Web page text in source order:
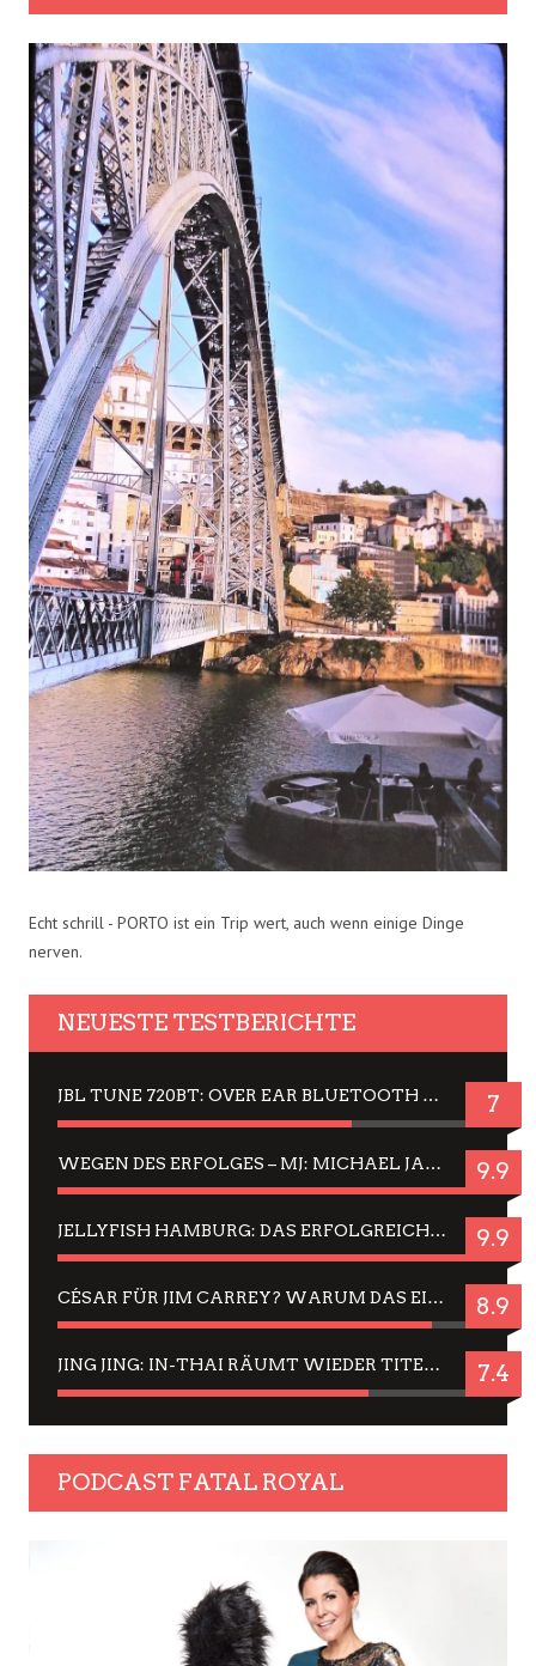
Echt schrill - PORTO ist ein Trip wert, auch wenn einige Dinge
nerven.
NEUESTE TESTBERICHTE
JBL TUNE 720BT: OVER EAR BLUETOOTH KOPFHÖRER UM DIE 50,-€ IM DAUER-TEST 7
WEGEN DES ERFOLGES – MJ: MICHAEL JACKSON MUSICAL IN EINER MATINEE SEHEN 9.9
JELLYFISH HAMBURG: DAS ERFOLGREICHE SOMMER-MENÜ 2025 IN GEFÜHLEN UND BILDERN 9.9
CÉSAR FÜR JIM CARREY? WARUM DAS EINER DER NERVIGSTEN ACTORS IST UND BLEIBT 8.9
JING JING: IN-THAI RÄUMT WIEDER TITEL AB – EIN ZWEI-STUNDEN-ERLEBNISBERICHT 7.4
PODCAST FATAL ROYAL